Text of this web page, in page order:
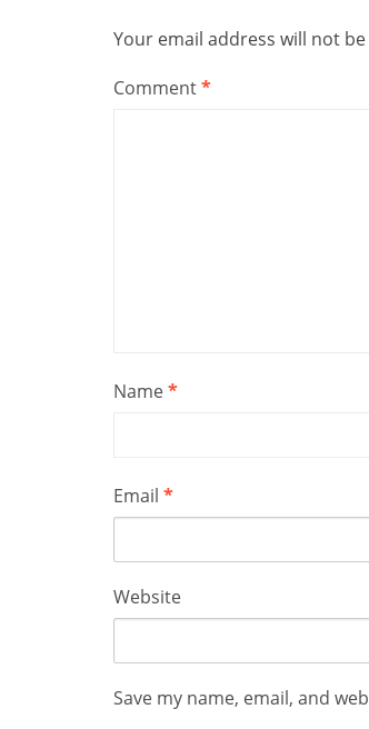
Your email address will not
Comment*
Name*
Email *
Website
Save my name, email, and